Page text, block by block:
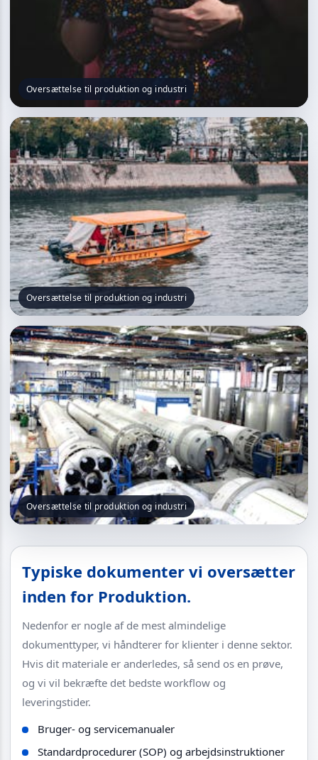
Oversættelse til produktion og industri
Oversættelse til produktion og industri
Oversættelse til produktion og industri
Typiske dokumenter vi oversætter
inden for Produktion.
Nedenfor er nogle af de mest almindelige
dokumenttyper, vi håndterer for klienter i denne sektor.
Hvis dit materiale er anderledes, så send os en prøve,
og vi vil bekræfte det bedste workflow og
leveringstider.
Bruger- og servicemanualer
Standardprocedurer (SOP) og arbejdsinstruktioner